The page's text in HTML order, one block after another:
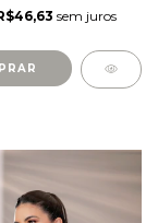
sem juros